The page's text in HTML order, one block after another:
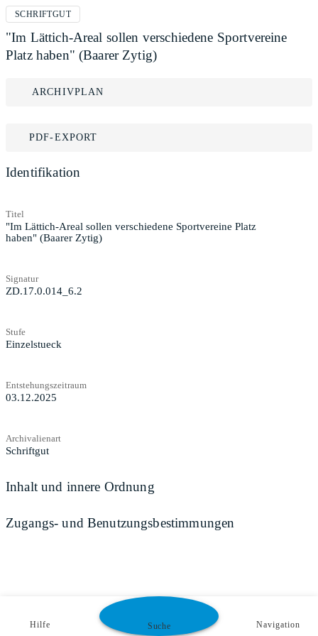
SCHRIFTGUT
"Im Lättich-Areal sollen verschiedene Sportvereine
Platz haben" (Baarer Zytig)
ARCHIVPLAN
PDF-EXPORT
Identifikation
Titel
"Im Lättich-Areal sollen verschiedene Sportvereine Platz
haben" (Baarer Zytig)
Signatur
ZD.17.0.014_6.2
Stufe
Einzelstueck
Entstehungszeitraum
03.12.2025
Archivalienart
Schriftgut
Inhalt und innere Ordnung
Zugangs- und Benutzungsbestimmungen
Hilfe Suche Navigation